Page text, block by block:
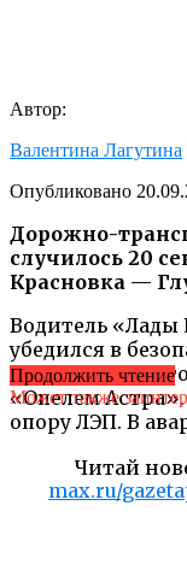
Автор:
Валентина Лагутина
Опубликовано
Дорожно-
случилось 20
Красновка —
Водитель «Лады
убедился в
в результате
«Опелем Астра».
опору ЛЭП. В
Читай
max.ru/
Продолжить чтение
Может также